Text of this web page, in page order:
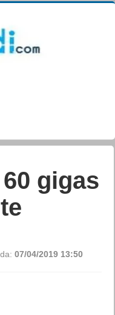
gigas
07/04/2019 13:50